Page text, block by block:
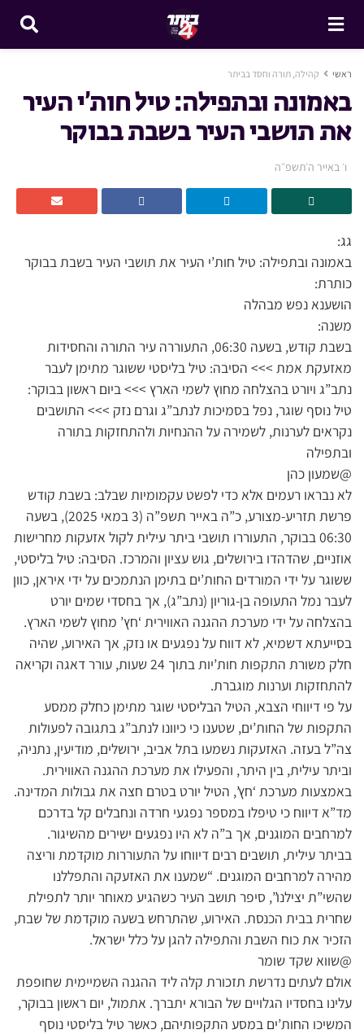
ראשי קהילה, תורה וחסד בביתר
באמונה ובתפילה: טיל חות’י העיר
את תושבי העיר בשבת בבוקר
ו׳ באייר ה׳תשפ״ה
גג:
באמונה ובתפילה: טיל חות’י העיר את תושבי העיר בשבת בבוקר
כותרת:
הושענא נפש מבהלה
משנה:
בשבת קודש, בשעה 06:30, התעוררה עיר התורה והחסידות
מאזעקת אמת >>> הסיבה: טיל בליסטי ששוגר מתימן לעבר
נתב”ג ויורט בהצלחה מחוץ לשמי הארץ >>> ביום ראשון בבוקר:
טיל נוסף שוגר, נפל בסמיכות לנתב”ג וגרם נזק >>> התושבים
נקראים לערנות, לשמירה על ההנחיות ולהתחזקות בתורה
ובתפילה
@שמעון כהן
לא נבראו רעמים אלא כדי לפשט עקמומיות שבלב: בשבת קודש
פרשת תזריע-מצורע, כ”ה באייר תשפ”ה (3 במאי 2025), בשעה
06:30 בבוקר, התעוררו תושבי ביתר עילית לקול אזעקות מחרישות
אוזניים, שהדהדו בירושלים, גוש עציון והמרכז. הסיבה: טיל בליסטי,
ששוגר על ידי המורדים החות’ים בתימן הנתמכים על ידי איראן, כוון
לעבר נמל התעופה בן-גוריון (נתב”ג), אך בחסדי שמים יורט
בהצלחה על ידי מערכת ההגנה האווירית ‘חץ’ מחוץ לשמי הארץ.
בסייעתא דשמיא, לא דווח על נפגעים או נזק, אך האירוע, שהיה
חלק משורת התקפות חות’יות בתוך 24 שעות, עורר דאגה וקריאה
להתחזקות וערנות מוגברת.
על פי דיווחי הצבא, הטיל הבליסטי שוגר מתימן כחלק ממסע
התקפות של החות’ים, שטענו כי כיוונו לנתב”ג בתגובה לפעולות
צה”ל בעזה. האזעקות נשמעו בתל אביב, ירושלים, מודיעין, נתניה,
וביתר עילית, בין היתר, והפעילו את מערכת ההגנה האווירית.
באמצעות מערכת ‘חץ’, הטיל יורט בטרם חצה את גבולות המדינה.
מד”א דיווח כי טיפלו במספר נפגעי חרדה ונחבלים קל בדרכם
למרחבים המוגנים, אך ב”ה לא היו נפגעים ישירים מהשיגור.
בביתר עילית, תושבים רבים דיווחו על התעוררות מוקדמת וריצה
מהירה למרחבים המוגנים. “שמענו את האזעקה והתפללנו
שהשי”ת יצילנו”, סיפר תושב העיר כשהגיע מאוחר יותר לתפילת
שחרית בבית הכנסת. האירוע, שהתרחש בשעה מוקדמת של שבת,
הזכיר את כוח השבת והתפילה להגן על כלל ישראל.
@שווא שקד שומר
אולם לעתים נדרשת תזכורת קלה ליד ההגנה השמיימית שחופפת
עלינו בחסדיו הגלויים של הבורא יתברך. אתמול, יום ראשון בבוקר,
המשיכו החות’ים במסע התקפותיהם, כאשר טיל בליסטי נוסף